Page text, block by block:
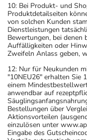
10: Bei Produkt- und
Produktdetailseiten
von solchen Kunden
Dienstleistungen
Bewertungen, bei
Auffälligkeiten oder
Zweifeln Anlass geben,
12: Nur für Neukunden
"10NEU26" erhalten Sie
einem
anwendbar auf
Bestellungen über
Aktionsvorteilen
einzulösen unter
Eingabe des